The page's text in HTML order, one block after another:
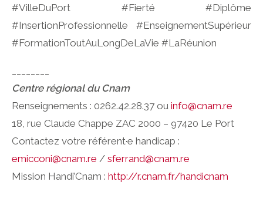
#VilleDuPort #Fierté #Diplôme
#InsertionProfessionnelle #EnseignementSupérieur
#FormationToutAuLongDeLaVie #LaRéunion
Centre régional du Cnam
Renseignements : 0262.42.28.37 ou info@cnam.re
18, rue Claude Chappe ZAC 2000 – 97420 Le Port
Contactez votre référent·e handicap :
emicconi@cnam.re / sferrand@cnam.re
Mission Handi’Cnam : http://r.cnam.fr/handicnam